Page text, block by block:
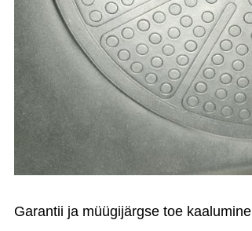
Garantii ja müügijärgse toe kaalumine